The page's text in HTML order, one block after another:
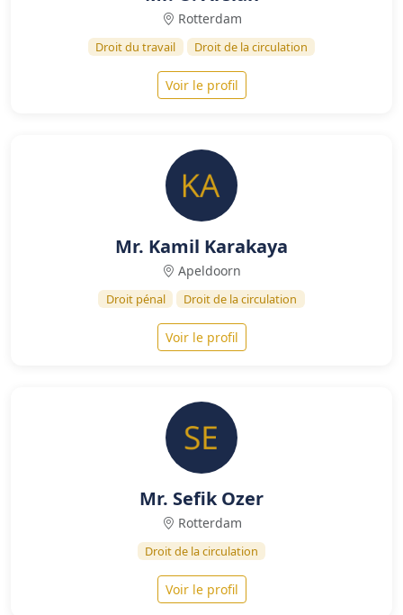
Rotterdam
Droit du travail Droit de la circulation
Voir le profil
Mr. Kamil Karakaya
Apeldoorn
Droit pénal Droit de la circulation
Voir le profil
Mr. Sefik Ozer
Rotterdam
Droit de la circulation
Voir le profil